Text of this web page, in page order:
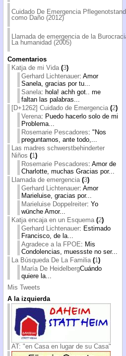
Cuidado De Emergencia Pflegenotstand
como Daño (2012)
Llamada de emergencia de la
La humanidad (2005)
Comentarios
Katja de mi Vida(3)
Gerhard Lichtenauer: Amor
Sanela, gracias por tu...
Sanela: hola! achh got.. me
faltan las palabras...
[D+1262] Cuidado de Emergencia(2)
Verena: Puedo hacerlo solo de mi
Problema...
Rosemarie Pescadores: "Nos
preguntamos, ante todo,...
Las madres schwerstbehinderter
Niños (1 )
Rosemarie Pescadores: Amor de
Charlotte, muchas Gracias por...
Llamada de emergencia(3)
Gerhard Lichtenauer: Amor
Marieluise, gracias por...
Marieluise Doppelreiter: Yo
wünche Amor...
Katja encaja en un Esquema(2)
Gerhard Lichtenauer: Estimado
Francisco, de la...
Agradece a la FPOE: Mis
Condolencias, muessste no ser...
La Búsqueda De La Familia(1 )
María De HeidelbergCuándo
quiere la...
Mis Tweets
A la izquierda
AT: "en Casa en lugar de su Casa"